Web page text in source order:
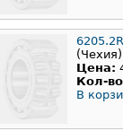
(Чехия)
Цена:
Кол-
В